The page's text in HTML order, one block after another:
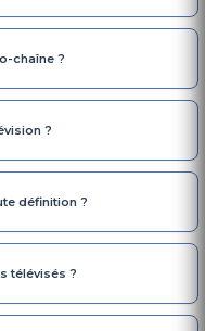
chaîne ?
?
définition ?
télévisés ?